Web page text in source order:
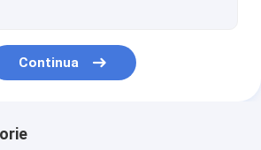
di acciaio inossidabile
Continua